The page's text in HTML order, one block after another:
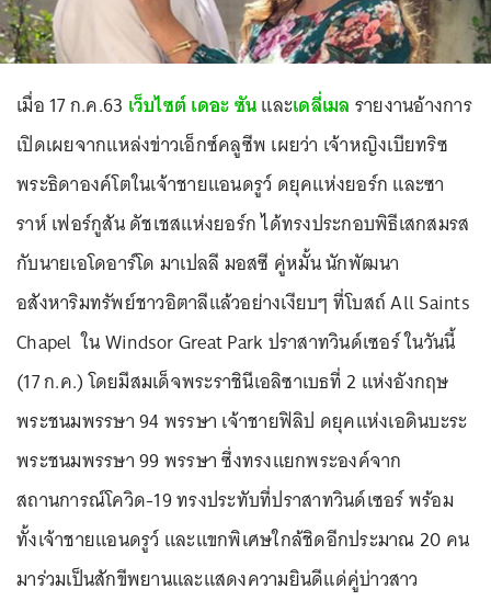
เมื่อ 17 ก.ค.63 เว็บไซต์ เดอะ ซันและเดลี่เมล รายงานอ้างการ
เปิดเผยจากแหล่งข่าวเอ็กซ์คลูซีพ เผยว่า เจ้าหญิงเบียทริซ
พระธิดาองค์โตในเจ้าชายแอนดรูว์ ดยุคแห่งยอร์ก และซา
ราห์ เฟอร์กูสัน ดัชเชสแห่งยอร์ก ได้ทรงประกอบพิธีเสกสมรส
กับนายเอโดอาร์โด มาเปลลี มอสซี คู่หมั้น นักพัฒนา
อสังหาริมทรัพย์ชาวอิตาลีแล้วอย่างเงียบๆ ที่โบสถ์ All Saints
Chapel ใน Windsor Great Park ปราสาทวินด์เซอร์ ในวันนี้
(17 ก.ค.) โดยมีสมเด็จพระราชินีเอลิซาเบธที่ 2 แห่งอังกฤษ
พระชนมพรรษา 94 พรรษา เจ้าชายฟิลิป ดยุคแห่งเอดินบะระ
พระชนมพรรษา 99 พรรษา ซึ่งทรงแยกพระองค์จาก
สถานการณ์โควิด-19 ทรงประทับที่ปราสาทวินด์เซอร์ พร้อม
ทั้งเจ้าชายแอนดรูว์ และแขกพิเศษใกล้ชิดอีกประมาณ 20 คน
มาร่วมเป็นสักขีพยานและแสดงความยินดีแด่คู่บ่าวสาว